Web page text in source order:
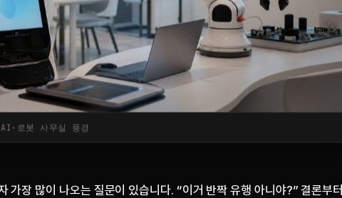
로봇 사무실 풍경
가장 많이 나오는 질문이 있습니다. “이거 반짝 유행 아니야?” 결론부터